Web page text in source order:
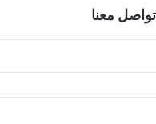
تواصل معنا